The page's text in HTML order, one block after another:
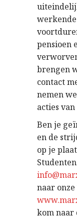
pensioen
brengen
contact
nemen
acties
Ben je
en de
op je
naar
kom naar